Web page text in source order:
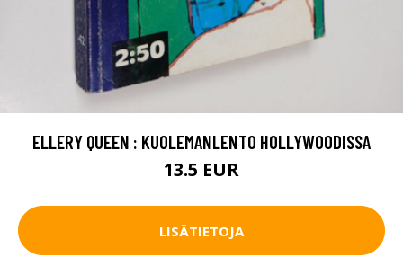
ELLERY QUEEN : KUOLEMANLENTO HOLLYWOODISSA
13.5 EUR
LISÄTIETOJA